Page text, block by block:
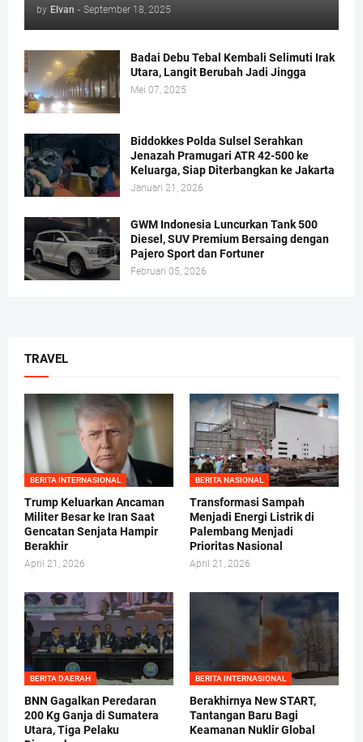
by Elvan - September 18, 2025
Badai Debu Tebal Kembali Selimuti Irak
Utara, Langit Berubah Jadi Jingga
Mei 07, 2025
Biddokkes Polda Sulsel Serahkan
Jenazah Pramugari ATR 42-500 ke
Keluarga, Siap Diterbangkan ke Jakarta
Januari 21, 2026
GWM Indonesia Luncurkan Tank 500
Diesel, SUV Premium Bersaing dengan
Pajero Sport dan Fortuner
Februari 05, 2026
TRAVEL
BERITA INTERNASIONAL
Trump Keluarkan Ancaman
Militer Besar ke Iran Saat
Gencatan Senjata Hampir
Berakhir
April 21, 2026
BERITA NASIONAL
Transformasi Sampah
Menjadi Energi Listrik di
Palembang Menjadi
Prioritas Nasional
April 21, 2026
BERITA DAERAH
BNN Gagalkan Peredaran
200 Kg Ganja di Sumatera
Utara, Tiga Pelaku
BERITA INTERNASIONAL
Berakhirnya New START,
Tantangan Baru Bagi
Keamanan Nuklir Global